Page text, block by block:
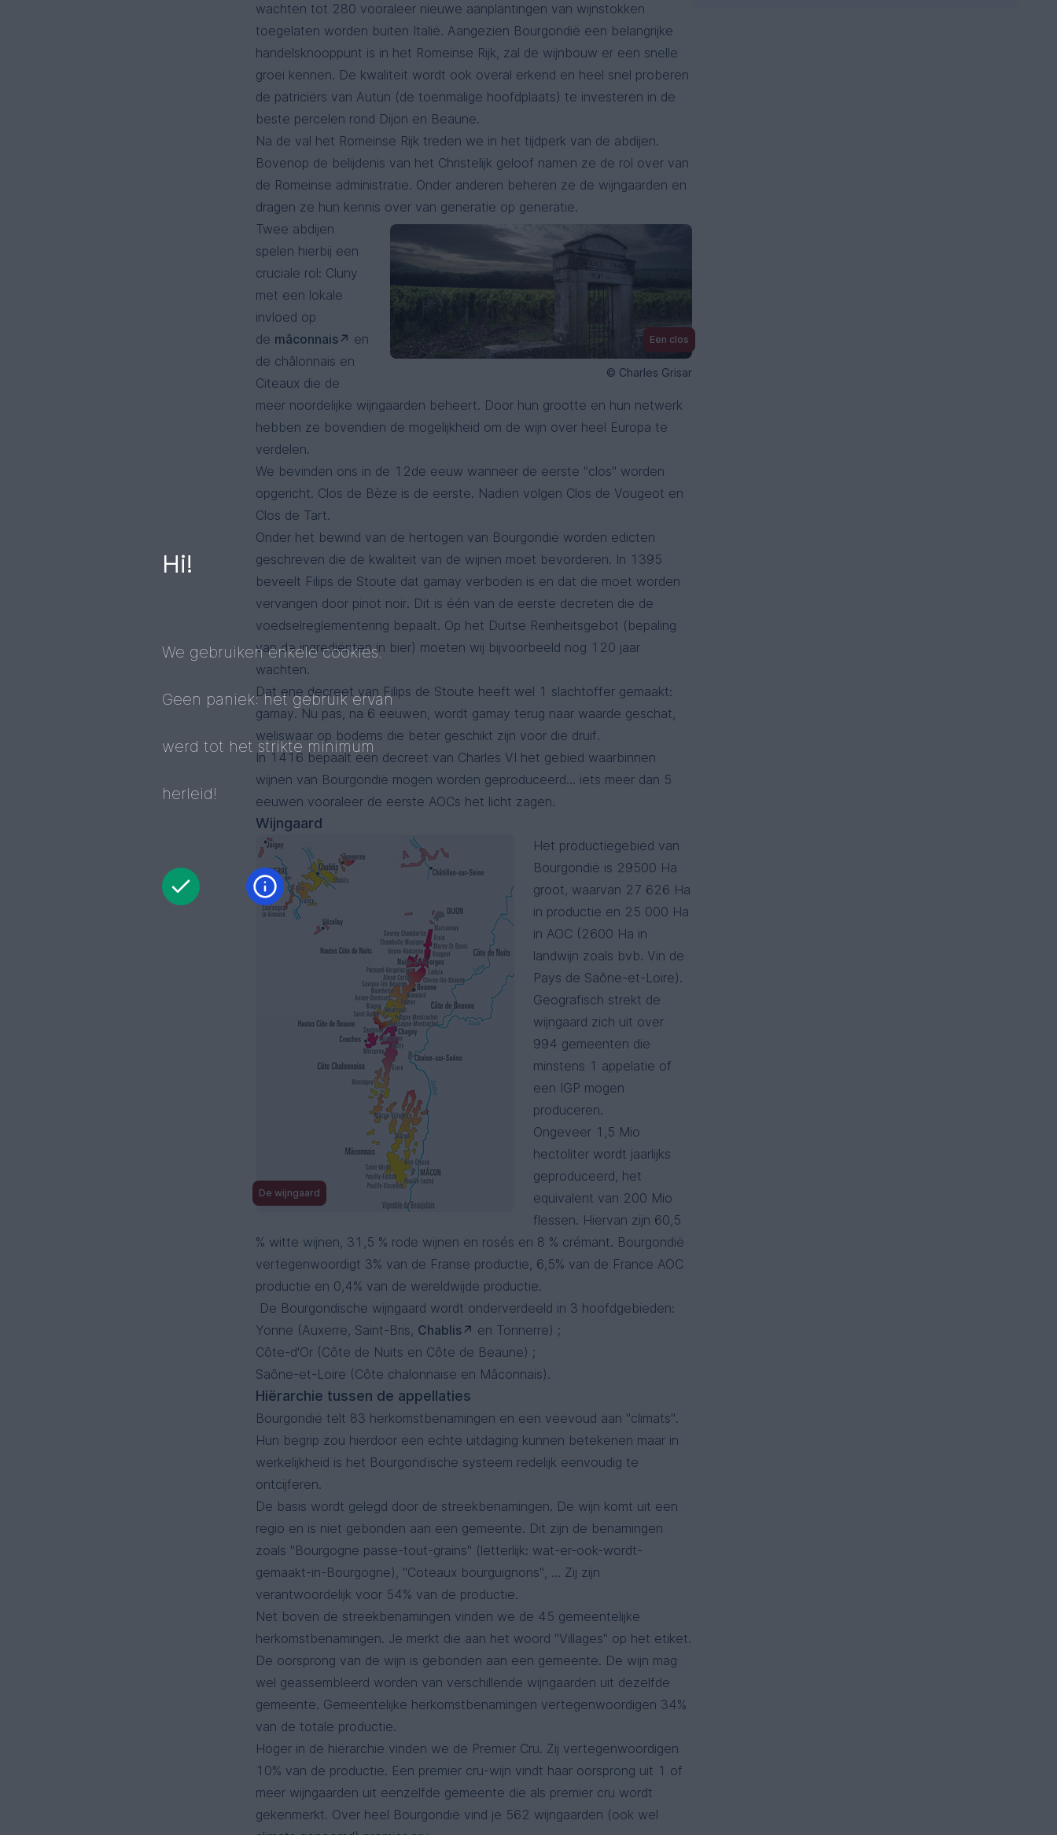
wachten tot 280 vooraleer nieuwe aanplantingen van wijnstokken
toegelaten worden buiten Italië. Aangezien Bourgondië een belangrijke
handelsknooppunt is in het Romeinse Rijk, zal de wijnbouw er een snelle
groei kennen. De kwaliteit wordt ook overal erkend en heel snel proberen
de patriciërs van Autun (de toenmalige hoofdplaats) te investeren in de
beste percelen rond Dijon en Beaune.
Na de val het Romeinse Rijk treden we in het tijdperk van de abdijen.
Bovenop de belijdenis van het Christelijk geloof namen ze de rol over van
de Romeinse administratie. Onder anderen beheren ze de wijngaarden en
dragen ze hun kennis over van generatie op generatie.
Een clos
© Charles Grisar
Twee abdijen
spelen hierbij een
cruciale rol: Cluny
met een lokale
invloed op
de mâconnais
en
de châlonnais en
Citeaux die de
meer noordelijke wijngaarden beheert. Door hun grootte en hun netwerk
hebben ze bovendien de mogelijkheid om de wijn over heel Europa te
verdelen.
We bevinden ons in de 12de eeuw wanneer de eerste "clos" worden
opgericht. Clos de Bèze is de eerste. Nadien volgen Clos de Vougeot en
Clos de Tart.
Onder het bewind van de hertogen van Bourgondië worden edicten
geschreven die de kwaliteit van de wijnen moet bevorderen. In 1395
beveelt Filips de Stoute dat gamay verboden is en dat die moet worden
vervangen door pinot noir. Dit is één van de eerste decreten die de
voedselreglementering bepaalt. Op het Duitse Reinheitsgebot (bepaling
van de ingrediënten in bier) moeten wij bijvoorbeeld nog 120 jaar
wachten.
Dat ene decreet van Filips de Stoute heeft wel 1 slachtoffer gemaakt:
gamay. Nu pas, na 6 eeuwen, wordt gamay terug naar waarde geschat,
weliswaar op bodems die beter geschikt zijn voor die druif.
In 1416 bepaalt een decreet van Charles VI het gebied waarbinnen
wijnen van Bourgondië mogen worden geproduceerd... iets meer dan 5
eeuwen vooraleer de eerste AOCs het licht zagen.
Wijngaard
De wijngaard
Het productiegebied van
Bourgondië is 29500 Ha
groot, waarvan 27 626 Ha
in productie en 25 000 Ha
in AOC (2600 Ha in
landwijn zoals bvb. Vin de
Pays de Saône-et-Loire).
Geografisch strekt de
wijngaard zich uit over
994 gemeenten die
minstens 1 appelatie of
een IGP mogen
produceren.
Ongeveer 1,5 Mio
hectoliter wordt jaarlijks
geproduceerd, het
equivalent van 200 Mio
flessen. Hiervan zijn 60,5
% witte wijnen, 31,5 % rode wijnen en rosés en 8 % crémant. Bourgondië
vertegenwoordigt 3% van de Franse productie, 6,5% van de France AOC
productie en 0,4% van de wereldwijde productie.
De Bourgondische wijngaard wordt onderverdeeld in 3 hoofdgebieden:
Yonne (Auxerre, Saint-Bris, Chablis
en Tonnerre) ;
Côte-d'Or (Côte de Nuits en Côte de Beaune) ;
Saône-et-Loire (Côte chalonnaise en Mâconnais).
Hiërarchie tussen de appellaties
Bourgondië telt 83 herkomstbenamingen en een veevoud aan "climats".
Hun begrip zou hierdoor een echte uitdaging kunnen betekenen maar in
werkelijkheid is het Bourgondïsche systeem redelijk eenvoudig te
ontcijferen.
De basis wordt gelegd door de streekbenamingen. De wijn komt uit een
regio en is niet gebonden aan een gemeente. Dit zijn de benamingen
zoals "Bourgogne passe-tout-grains" (letterlijk: wat-er-ook-wordt-
gemaakt-in-Bourgogne), "Coteaux bourguignons", ... Zij zijn
verantwoordelijk voor 54% van de productie.
Net boven de streekbenamingen vinden we de 45 gemeentelijke
herkomstbenamingen. Je merkt die aan het woord "Villages" op het etiket.
De oorsprong van de wijn is gebonden aan een gemeente. De wijn mag
wel geassembleerd worden van verschillende wijngaarden uit dezelfde
gemeente. Gemeentelijke herkomstbenamingen vertegenwoordigen 34%
van de totale productie.
Hoger in de hiërarchie vinden we de Premier Cru. Zij vertegenwoordigen
10% van de productie. Een premier cru-wijn vindt haar oorsprong uit 1 of
meer wijngaarden uit eenzelfde gemeente die als premier cru wordt
gekenmerkt. Over heel Bourgondië vind je 562 wijngaarden (ook wel
Hi!
We gebruiken enkele cookies.
Geen paniek: het gebruik ervan
werd tot het strikte minimum
herleid!